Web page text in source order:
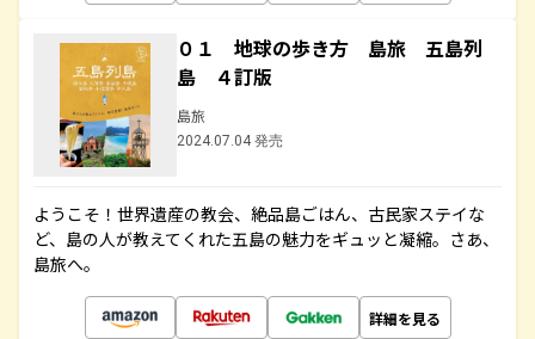
０１ 地球の歩き方 島旅 五島列
島 ４訂版
島旅
2024.07.04 発売
ようこそ！世界遺産の教会、絶品島ごはん、古民家ステイな
ど、島の人が教えてくれた五島の魅力をギュッと凝縮。さあ、
島旅へ。
詳細を見る